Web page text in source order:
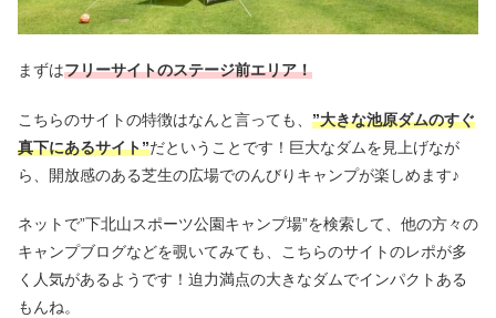
まずはフリーサイトのステージ前エリア！
こちらのサイトの特徴はなんと言っても、 ”大きな池原ダムのすぐ
真下にあるサイト”だということです！巨大なダムを見上げなが
ら、開放感のある芝生の広場でのんびりキャンプが楽しめます♪
ネットで”下北山スポーツ公園キャンプ場”を検索して、他の方々の
キャンプブログなどを覗いてみても、こちらのサイトのレポが多
く人気があるようです！迫力満点の大きなダムでインパクトある
もんね。